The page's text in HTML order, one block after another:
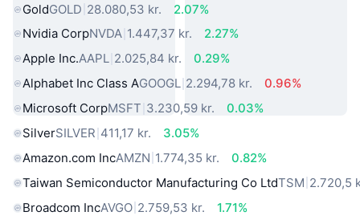
GoldGOLD 28.080,53 kr.
2.07%
Nvidia CorpNVDA 1.447,37 kr.
2.27%
Apple Inc.AAPL 2.025,84 kr.
0.29%
Alphabet Inc Class AGOOGL 2.294,78 kr.
0.96%
Microsoft CorpMSFT 3.230,59 kr.
0.03%
SilverSILVER 411,17 kr.
3.05%
Amazon.com IncAMZN 1.774,35 kr.
0.82%
Taiwan Semiconductor Manufacturing Co LtdTSM 2.720,5
Broadcom IncAVGO 2.759,53 kr.
1.71%